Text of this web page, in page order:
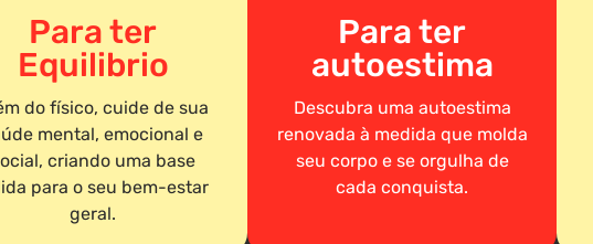
Para ter
Equilibrio
do físico, cuide de sua
mental, emocional e
criando uma base
para o seu bem-estar
geral.
Para ter
autoestima
Descubra uma autoestima
renovada à medida que molda
seu corpo e se orgulha de
cada conquista.